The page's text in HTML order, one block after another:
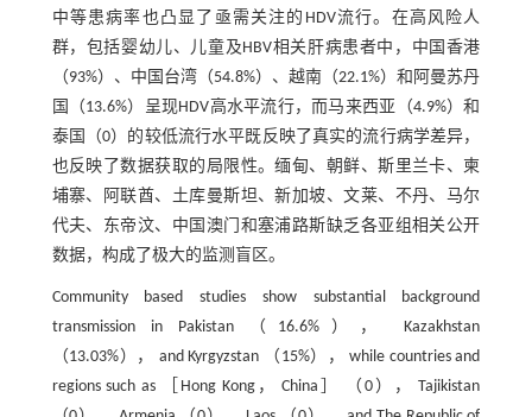
中等患病率也凸显了亟需关注的HDV流行。在高风险人
群，包括婴幼儿、儿童及HBV相关肝病患者中，中国香港
（93%）、中国台湾（54.8%）、越南（22.1%）和阿曼苏丹
国（13.6%）呈现HDV高水平流行，而马来西亚（4.9%）和
泰国（0）的较低流行水平既反映了真实的流行病学差异，
也反映了数据获取的局限性。缅甸、朝鲜、斯里兰卡、柬
埔寨、阿联酋、土库曼斯坦、新加坡、文莱、不丹、马尔
代夫、东帝汶、中国澳门和塞浦路斯缺乏各亚组相关公开
数据，构成了极大的监测盲区。
Community based studies show substantial background
transmission in Pakistan （16.6%）， Kazakhstan
（13.03%）， and Kyrgyzstan （15%）， while countries and
regions such as ［Hong Kong， China］ （0）， Tajikistan